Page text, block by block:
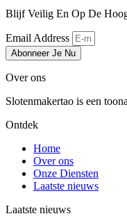
Blijf Veilig En Op De
Email Address
Abonneer Je Nu
Over ons
Slotenmakertao is een
Ontdek
Home
Over ons
Onze Diensten
Laatste nieuws
Laatste nieuws